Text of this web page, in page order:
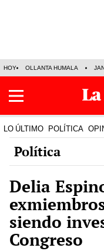
HOY OLLANTA HUMALA
LO ÚLTIMO POLÍTICA
Política
Delia
siendo
Congreso